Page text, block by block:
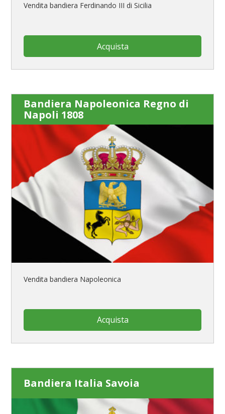
Vendita bandiera Ferdinando III di Sicilia
Acquista
Bandiera Napoleonica Regno di
Napoli 1808
Vendita bandiera Napoleonica
Acquista
Bandiera Italia Savoia